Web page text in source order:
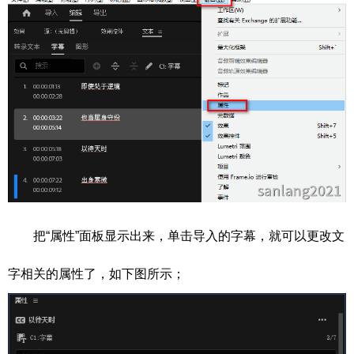
把“属性”面板显示出来，单击导入的字幕，就可以更改文
字相关的属性了，如下图所示；